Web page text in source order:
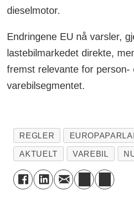
dieselmotor.
Endringene EU nå varsler,
lastebilmarkedet direkte,
fremst relevante for person-
varebilsegmentet.
REGLER
AKTUELT VAREBIL